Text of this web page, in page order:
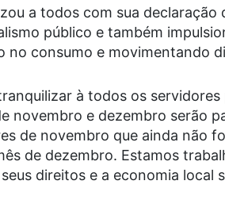
a todos com sua declaração
público e também
no consumo e movimentando
à todos os
novembro e dezembro serão
de novembro que ainda não
de dezembro. Estamos
direitos e a economia local